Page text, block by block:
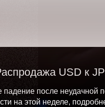
USD к
после неудачной
на этой неделе,